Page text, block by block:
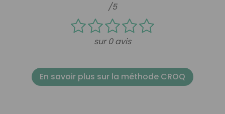
/5
sur 0 avis
En savoir plus sur la méthode CROQ